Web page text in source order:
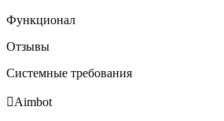
Функционал
Отзывы
Системные требования
Aimbot